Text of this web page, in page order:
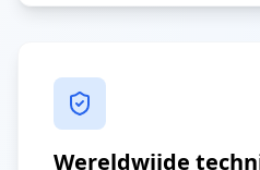
Wereldwijde